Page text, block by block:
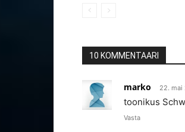
10 KOMMENTAARI
marko 22. mai
toonikus
Vasta